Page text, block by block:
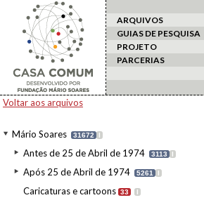
ARQUIVOS
GUIAS DE PESQUISA
PROJETO
PARCERIAS
Voltar aos arquivos
Mário Soares 31672 I
Antes de 25 de Abril de 1974 3113 I
Após 25 de Abril de 1974 5261 I
Caricaturas e cartoons 33 I